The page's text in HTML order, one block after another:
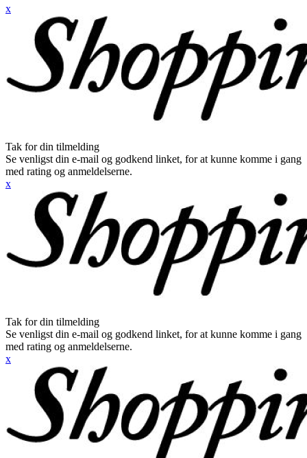
x
Tak for din tilmelding
Se venligst din e-mail og godkend linket, for at kunne komme i gang
med rating og anmeldelserne.
x
Tak for din tilmelding
Se venligst din e-mail og godkend linket, for at kunne komme i gang
med rating og anmeldelserne.
x